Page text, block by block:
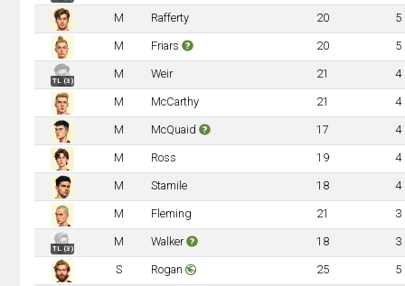
M Rafferty 20 5
M Friars 20 5
TL (3)
M Weir 21 4
M McCarthy 21 4
M McQuaid 17 4
M Ross 19 4
M Stamile 18 4
M Fleming 21 3
TL (3)
M Walker 18 3
S Rogan 25 5